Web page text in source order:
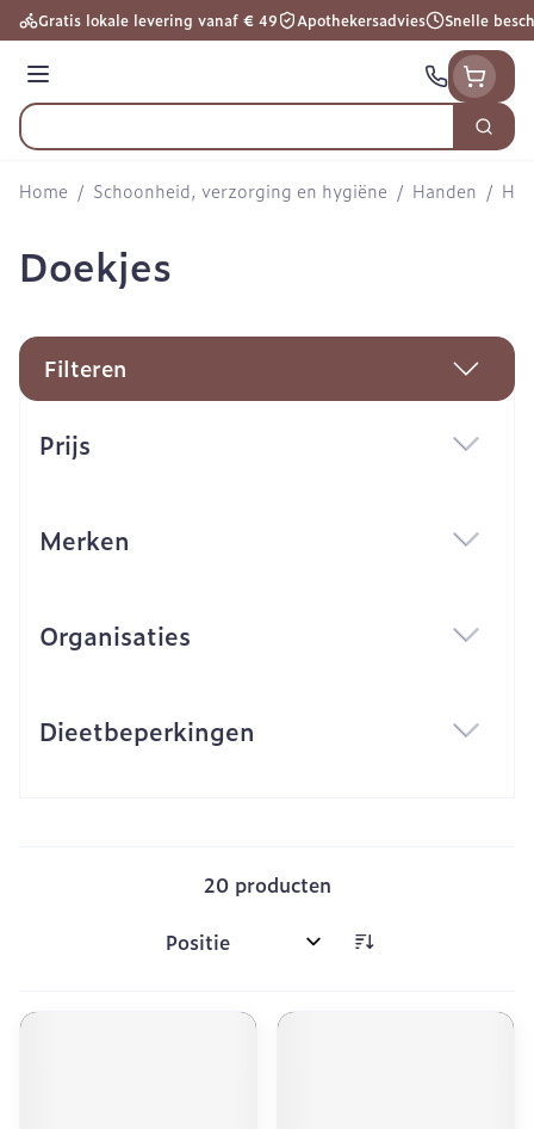
Ga naar de inhoud
Gratis lokale levering vanaf € 49 Apothekersadvies Snelle
Menu
Product, merk, categorie...
Zoek
Home / Schoonheid, verzorging en hygiëne / Handen /
Doekjes
Filteren
Prijs
Merken
Organisaties
Dieetbeperkingen
20producten
Sorteer op: